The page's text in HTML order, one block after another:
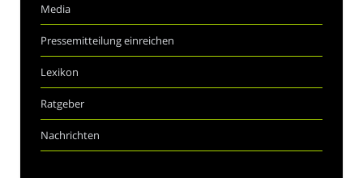
Media
Pressemitteilung einreichen
Lexikon
Ratgeber
Nachrichten